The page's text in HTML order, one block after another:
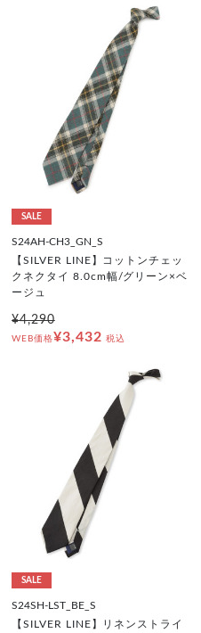
SALE
S24AH-CH3_GN_S
【SILVER LINE】コットンチェッ
クネクタイ 8.0cm幅/グリーン×ベ
ージュ
¥4,290
WEB価格¥3,432 税込
SALE
S24SH-LST_BE_S
【SILVER LINE】リネンストライ